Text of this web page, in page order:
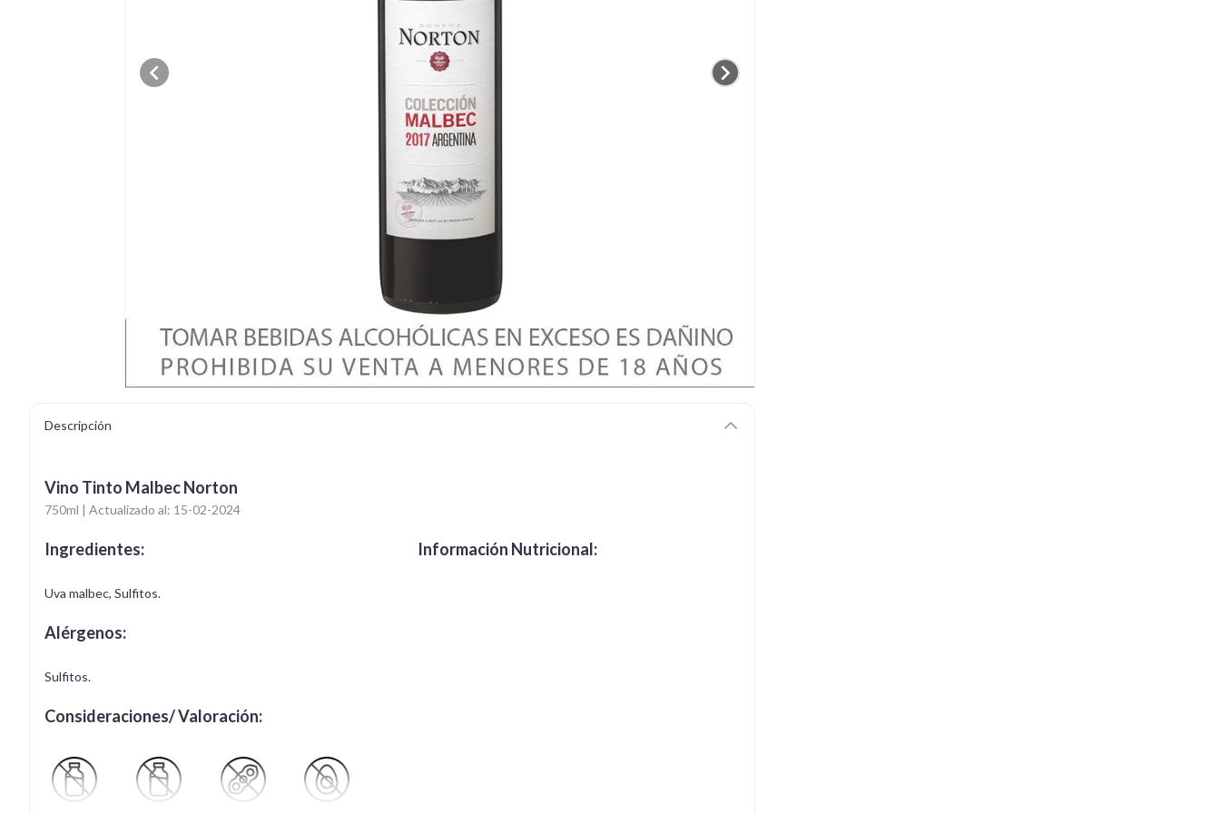
Descripción
Vino Tinto Malbec Norton
750ml | Actualizado al: 15-02-2024
Ingredientes:
Uva malbec, Sulfitos.
Alérgenos:
Sulfitos.
Consideraciones/ Valoración:
Información Nutricional: